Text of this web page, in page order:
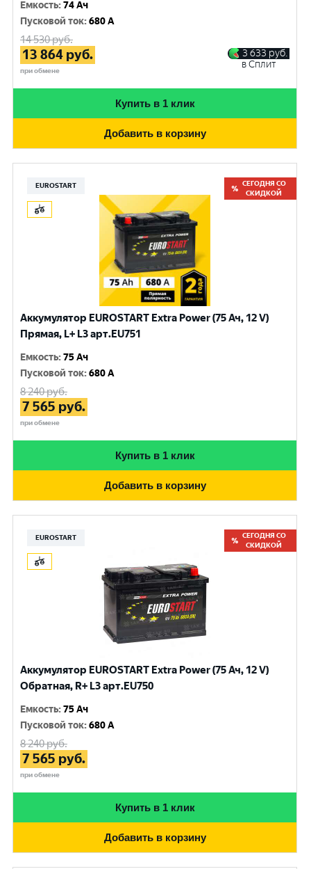
Емкость:74 Ач
Пусковой ток:680 A
14 530руб.
13 864 руб.
при обмене
3 633 руб.
в Сплит
Купить в 1 клик
Добавить в корзину
EUROSTART
СЕГОДНЯ СО
СКИДКОЙ
Аккумулятор EUROSTART Extra Power (75 Ач, 12 V)
Прямая, L+ L3 арт.EU751
Емкость:75 Ач
Пусковой ток:680 A
8 240руб.
7 565 руб.
при обмене
Купить в 1 клик
Добавить в корзину
EUROSTART
СЕГОДНЯ СО
СКИДКОЙ
Аккумулятор EUROSTART Extra Power (75 Ач, 12 V)
Обратная, R+ L3 арт.EU750
Емкость:75 Ач
Пусковой ток:680 A
8 240руб.
7 565 руб.
при обмене
Купить в 1 клик
Добавить в корзину